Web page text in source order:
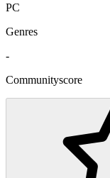
PC
Genres
-
Communityscore